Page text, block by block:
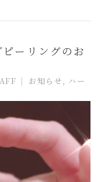
ピーリングのお
お知らせ, ハー